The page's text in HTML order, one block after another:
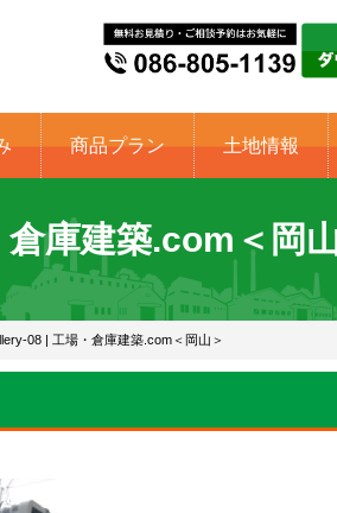
商品プラン 土地情報
庫建築.com＜岡
08 | 工場・倉庫建築.com＜岡山＞